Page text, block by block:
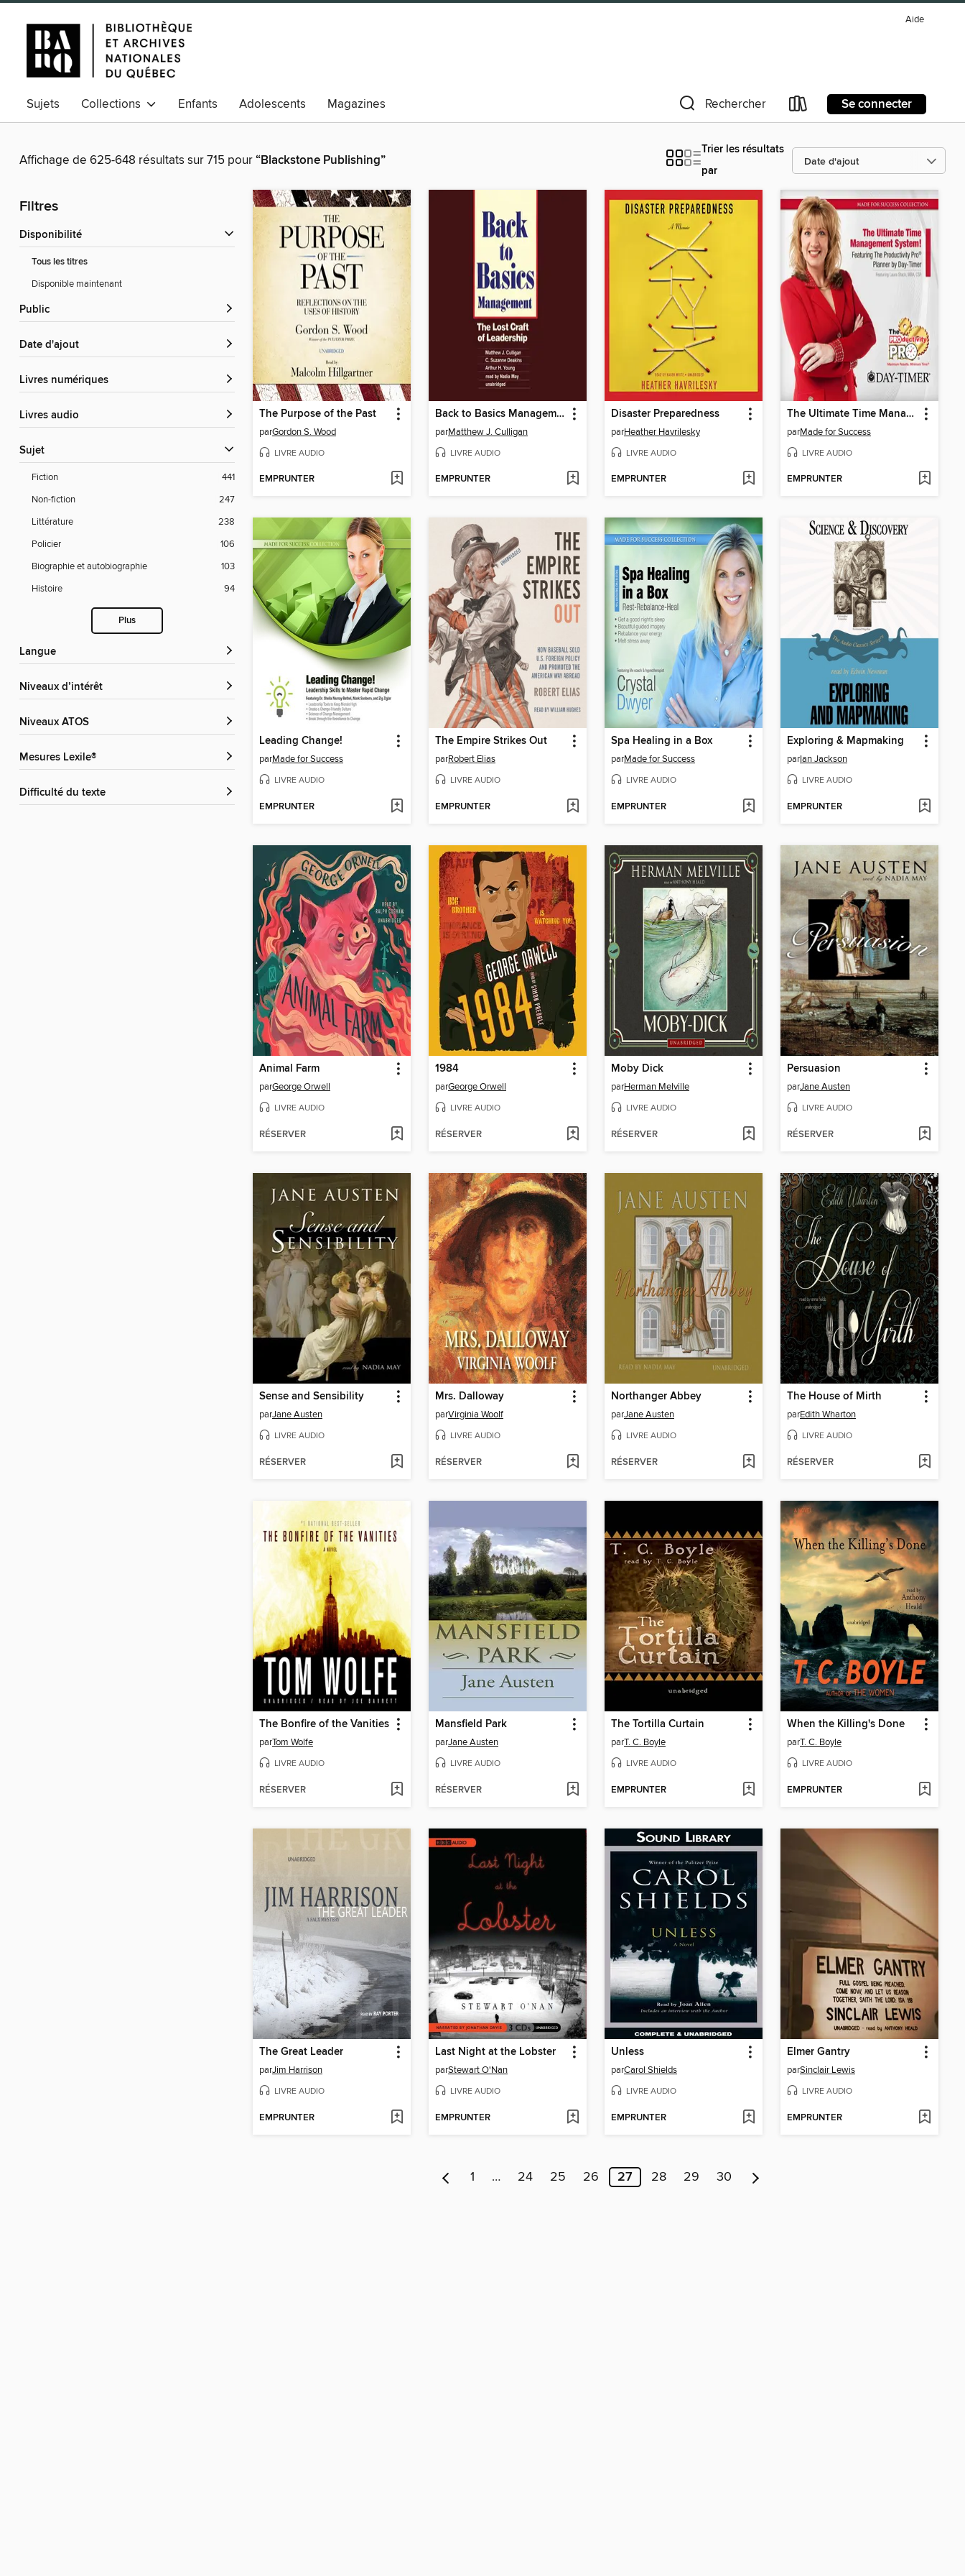
Aide
Sujets Collections Enfants Adolescents Magazines Rechercher Se connecter
Affichage de 625-648 résultats sur 715 pour“Blackstone Publishing”
Trier les résultats
par
Filtres
Disponibilité
Tous les titres
Disponible maintenant
Public
Date d'ajout
livres numériques
Livres audio
Sujet
Fiction
441
Non-fiction
247
Littérature
238
Policier
106
Biographie et autobiographie
103
Histoire
94
Plus
Langue
Niveaux d’intérêt
Niveaux ATOS
Mesures Lexile®
Difficulté du texte
The Purpose of the Past
parGordon S. Wood
LIVRE AUDIO
EMPRUNTER
Back to Basics Management
parMatthew J. Culligan
LIVRE AUDIO
EMPRUNTER
Disaster Preparedness
parHeather Havrilesky
LIVRE AUDIO
EMPRUNTER
The Ultimate Time Management System!
parMade for Success
LIVRE AUDIO
EMPRUNTER
Leading Change!
parMade for Success
LIVRE AUDIO
EMPRUNTER
The Empire Strikes Out
parRobert Elias
LIVRE AUDIO
EMPRUNTER
Spa Healing in a Box
parMade for Success
LIVRE AUDIO
EMPRUNTER
Exploring & Mapmaking
parIan Jackson
LIVRE AUDIO
EMPRUNTER
Animal Farm
parGeorge Orwell
LIVRE AUDIO
RÉSERVER
1984
parGeorge Orwell
LIVRE AUDIO
RÉSERVER
Moby Dick
parHerman Melville
LIVRE AUDIO
RÉSERVER
Persuasion
parJane Austen
LIVRE AUDIO
RÉSERVER
Sense and Sensibility
parJane Austen
LIVRE AUDIO
RÉSERVER
Mrs. Dalloway
parVirginia Woolf
LIVRE AUDIO
RÉSERVER
Northanger Abbey
parJane Austen
LIVRE AUDIO
RÉSERVER
The House of Mirth
parEdith Wharton
LIVRE AUDIO
RÉSERVER
The Bonfire of the Vanities
parTom Wolfe
LIVRE AUDIO
RÉSERVER
Mansfield Park
parJane Austen
LIVRE AUDIO
RÉSERVER
The Tortilla Curtain
parT. C. Boyle
LIVRE AUDIO
EMPRUNTER
When the Killing's Done
parT. C. Boyle
LIVRE AUDIO
EMPRUNTER
The Great Leader
parJim Harrison
LIVRE AUDIO
EMPRUNTER
Last Night at the Lobster
parStewart O'Nan
LIVRE AUDIO
EMPRUNTER
Unless
parCarol Shields
LIVRE AUDIO
EMPRUNTER
Elmer Gantry
parSinclair Lewis
LIVRE AUDIO
EMPRUNTER
1 … 24 25 26 27 28 29 30